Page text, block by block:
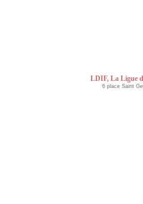
LDIF, La Ligue
6 place Saint